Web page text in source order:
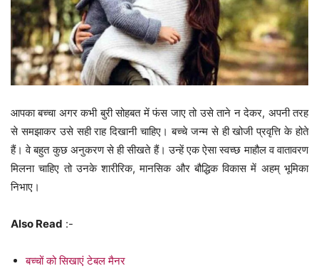
आपका बच्चा अगर कभी बुरी सोहबत में फंस जाए तो उसे ताने न देकर, अपनी तरह
से समझाकर उसे सही राह दिखानी चाहिए। बच्चे जन्म से ही खोजी प्रवृत्ति के होते
हैं। वे बहुत कुछ अनुकरण से ही सीखते हैं। उन्हें एक ऐसा स्वच्छ माहौल व वातावरण
मिलना चाहिए तो उनके शारीरिक, मानसिक और बौद्धिक विकास में अहम् भूमिका
निभाए।
Also Read :-
बच्चों को सिखाएं टेबल मैनर